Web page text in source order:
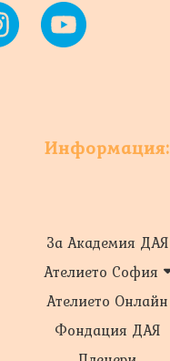
Информация:
За Академия ДАЯ
Ателието София
Ателието Онлайн
Фондация ДАЯ